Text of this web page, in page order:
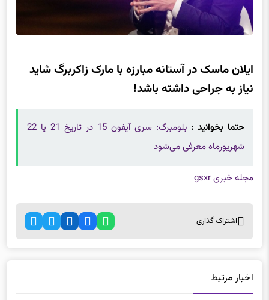
ایلان ماسک در آستانه مبارزه با مارک زاکربرگ شاید
نیاز به جراحی داشته باشد!
حتما بخوانید :
بلومبرگ: سری آیفون 15 در تاریخ 21 یا 22
شهریورماه معرفی می‌شود
مجله خبری gsxr
اشتراک گذاری
اخبار مرتبط